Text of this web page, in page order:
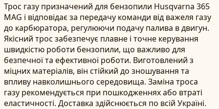
Трос газу призначений для бензопили Husqvarna 365
MAG і відповідає за передачу команди від важеля газу
до карбюратора, регулюючи подачу палива в двигун.
Якісний трос забезпечує плавне і точне керування
швидкістю роботи бензопили, що важливо для
безпечної та ефективної роботи. Виготовлений з
міцних матеріалів, він стійкий до зношування та
впливу навколишнього середовища. Заміна троса
газу рекомендується при пошкодженнях або втраті
еластичності. Доставка здійснюється по всій Україні.